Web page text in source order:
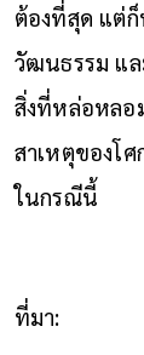
ต้องที่สุด แต่
วัฒนธรรม แล
สิ่งที่หล่อหลอ
สาเหตุของโ
ในกรณีนี้
ที่มา: